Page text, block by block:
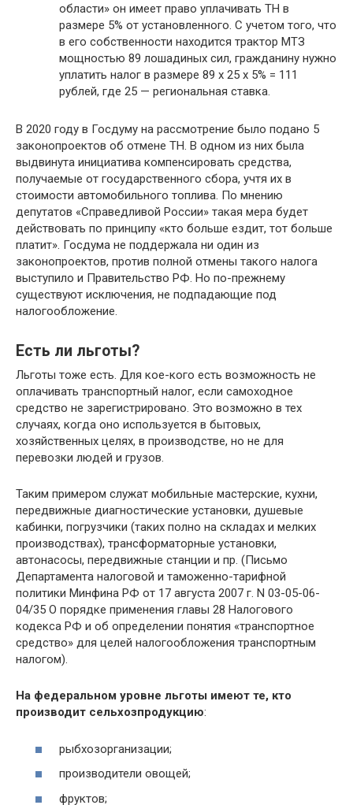
области» он имеет право уплачивать ТН в
размере 5% от установленного. С учетом того, что
в его собственности находится трактор МТЗ
мощностью 89 лошадиных сил, гражданину нужно
уплатить налог в размере 89 х 25 х 5% = 111
рублей, где 25 — региональная ставка.
В 2020 году в Госдуму на рассмотрение было подано 5
законопроектов об отмене ТН. В одном из них была
выдвинута инициатива компенсировать средства,
получаемые от государственного сбора, учтя их в
стоимости автомобильного топлива. По мнению
депутатов «Справедливой России» такая мера будет
действовать по принципу «кто больше ездит, тот больше
платит». Госдума не поддержала ни один из
законопроектов, против полной отмены такого налога
выступило и Правительство РФ. Но по-прежнему
существуют исключения, не подпадающие под
налогообложение.
Есть ли льготы?
Льготы тоже есть. Для кое-кого есть возможность не
оплачивать транспортный налог, если самоходное
средство не зарегистрировано. Это возможно в тех
случаях, когда оно используется в бытовых,
хозяйственных целях, в производстве, но не для
перевозки людей и грузов.
Таким примером служат мобильные мастерские, кухни,
передвижные диагностические установки, душевые
кабинки, погрузчики (таких полно на складах и мелких
производствах), трансформаторные установки,
автонасосы, передвижные станции и пр. (Письмо
Департамента налоговой и таможенно-тарифной
политики Минфина РФ от 17 августа 2007 г. N 03-05-06-
04/35 О порядке применения главы 28 Налогового
кодекса РФ и об определении понятия «транспортное
средство» для целей налогообложения транспортным
налогом).
На федеральном уровне льготы имеют те, кто
производит сельхозпродукцию:
рыбхозорганизации;
производители овощей;
фруктов;